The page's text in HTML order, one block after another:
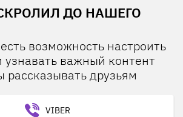
ДО НАШЕГО
возможность настроить
узнавать важный контент
рассказывать друзьям
VIBER